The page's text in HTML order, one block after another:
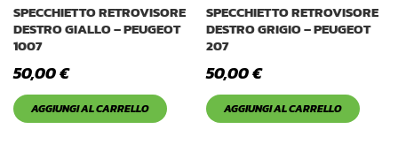
SPECCHIETTO RETROVISORE
DESTRO GIALLO – PEUGEOT
1007
50,00€
AGGIUNGI AL CARRELLO
SPECCHIETTO RETROVISORE
DESTRO GRIGIO – PEUGEOT
207
50,00€
AGGIUNGI AL CARRELLO